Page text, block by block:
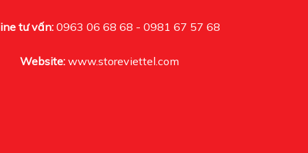
tư vấn: 0963 06 68 68 - 0981 67 57 68
Website: www.storeviettel.com